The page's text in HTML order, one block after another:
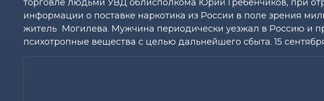
торговле людьми УВД облисполкома Юрий Гребенчиков, при
информации о поставке наркотика из России в поле зрения
житель Могилева. Мужчина периодически уезжал в Россию и
психотропные вещества с целью дальнейшего сбыта. 15